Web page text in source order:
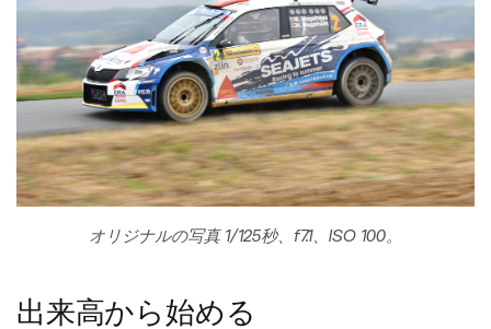
オリジナルの写真 1/125秒、f7.1、ISO 100。
出来高から始める